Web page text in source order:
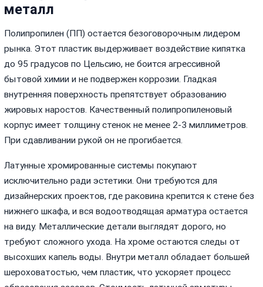
металл
Полипропилен (ПП) остается безоговорочным лидером
рынка. Этот пластик выдерживает воздействие кипятка
до 95 градусов по Цельсию, не боится агрессивной
бытовой химии и не подвержен коррозии. Гладкая
внутренняя поверхность препятствует образованию
жировых наростов. Качественный полипропиленовый
корпус имеет толщину стенок не менее 2-3 миллиметров.
При сдавливании рукой он не прогибается.
Латунные хромированные системы покупают
исключительно ради эстетики. Они требуются для
дизайнерских проектов, где раковина крепится к стене без
нижнего шкафа, и вся водоотводящая арматура остается
на виду. Металлические детали выглядят дорого, но
требуют сложного ухода. На хроме остаются следы от
высохших капель воды. Внутри металл обладает большей
шероховатостью, чем пластик, что ускоряет процесс